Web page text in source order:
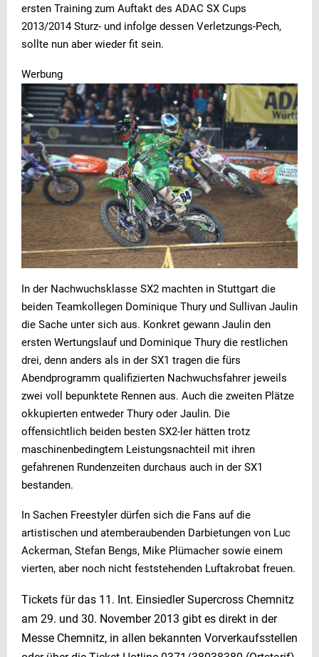
ersten Training zum Auftakt des ADAC SX Cups
2013/2014 Sturz- und infolge dessen Verletzungs-Pech,
sollte nun aber wieder fit sein.
Werbung
In der Nachwuchsklasse SX2 machten in Stuttgart die
beiden Teamkollegen Dominique Thury und Sullivan Jaulin
die Sache unter sich aus. Konkret gewann Jaulin den
ersten Wertungslauf und Dominique Thury die restlichen
drei, denn anders als in der SX1 tragen die fürs
Abendprogramm qualifizierten Nachwuchsfahrer jeweils
zwei voll bepunktete Rennen aus. Auch die zweiten Plätze
okkupierten entweder Thury oder Jaulin. Die
offensichtlich beiden besten SX2-ler hätten trotz
maschinenbedingtem Leistungsnachteil mit ihren
gefahrenen Rundenzeiten durchaus auch in der SX1
bestanden.
In Sachen Freestyler dürfen sich die Fans auf die
artistischen und atemberaubenden Darbietungen von Luc
Ackerman, Stefan Bengs, Mike Plümacher sowie einem
vierten, aber noch nicht feststehenden Luftakrobat freuen.
Tickets für das 11. Int. Einsiedler Supercross Chemnitz
am 29. und 30. November 2013 gibt es direkt in der
Messe Chemnitz, in allen bekannten Vorverkaufsstellen